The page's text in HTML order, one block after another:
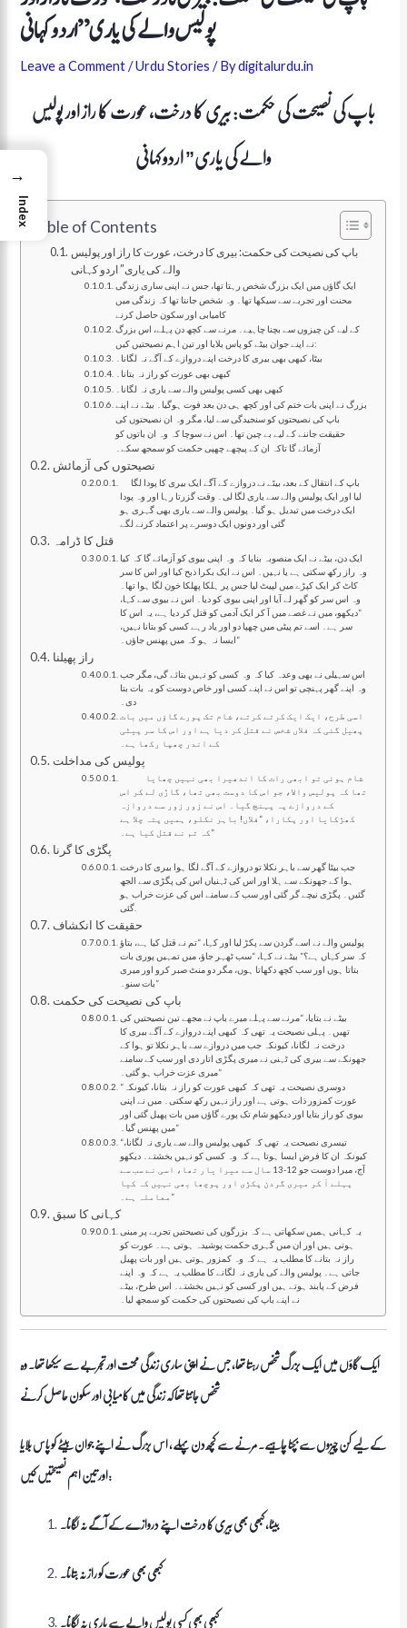
پولیس والے کی یاری” اردو کہانی
Leave a Comment /Urdu Stories / Bydigitalurdu.in
باپ کی نصیحت کی حکمت: بیری کا درخت، عورت کا راز اور پولیس
والے کی یاری” اردو کہانی
Table of Contents
باپ کی نصیحت کی حکمت: بیری کا درخت، عورت کا راز اور پولیس
والے کی یاری” اردو کہانی
ایک گاؤں میں ایک بزرگ شخص رہتا تھا، جس نے اپنی ساری زندگی
محنت اور تجربے سے سیکھا تھا۔ وہ شخص جانتا تھا کہ زندگی میں
کامیابی اور سکون حاصل کرنے
کے لیے کن چیزوں سے بچنا چاہیے۔ مرنے سے کچھ دن پہلے، اس بزرگ
نے اپنے جوان بیٹے کو پاس بلایا اور تین اہم نصیحتیں کیں:
بیٹا، کبھی بھی بیری کا درخت اپنے دروازے کے آگے نہ لگانا۔
کبھی بھی عورت کو راز نہ بتانا۔
کبھی بھی کسی پولیس والے سے یاری نہ لگانا۔
بزرگ نے اپنی بات ختم کی اور کچھ ہی دن بعد فوت ہوگیا۔ بیٹے نے اپنے
باپ کی نصیحتوں کو سنجیدگی سے لیا، مگر وہ ان نصیحتوں کی
حقیقت جاننے کے لیے بے چین تھا۔ اس نے سوچا کہ وہ ان باتوں کو
آزمائے گا تاکہ ان کے پیچھے چھپی حکمت کو سمجھ سکے۔
نصیحتوں کی آزمائش
لیا اور ایک پولیس والے سے یاری لگا لی۔ وقت گزرتا رہا اور وہ پودا
ایک درخت میں تبدیل ہو گیا۔ پولیس والے سے یاری بھی گہری ہو
گئی اور دونوں ایک دوسرے پر اعتماد کرنے لگے
قتل کا ڈرامہ
ایک دن، بیٹے نے ایک منصوبہ بنایا کہ وہ اپنی بیوی کو آزمائے گا کہ کیا
وہ راز رکھ سکتی ہے یا نہیں۔ اس نے ایک بکرا ذبح کیا اور اس کا سر
کاٹ کر ایک کپڑے میں لپیٹ لیا جس پر ہلکا پھلکا خون لگا ہوا تھا۔
وہ اس سر کو گھر لے آیا اور اپنی بیوی کو دیا۔ اس نے بیوی سے کہا،
“دیکھو، میں نے غصے میں آ کر ایک آدمی کو قتل کر دیا ہے، یہ اس کا
سر ہے۔ اسے تم پیٹی میں چھپا دو اور یاد رہے کسی کو بتانا نہیں،
ایسا نہ ہو کہ میں پھنس جاؤں۔”
راز پھیلنا
اس سہیلی نے بھی وعدہ کیا کہ وہ کسی کو نہیں بتائے گی، مگر جب
وہ اپنے گھر پہنچی تو اس نے اپنے کسی اور خاص دوست کو یہ بات بتا
دی۔
اسی طرح، ایک ایک کرتے کرتے، شام تک پورے گاؤں میں بات
پھیل گئی کہ فلاں شخص نے قتل کر دیا ہے اور اس کا سر پیٹی
کے اندر چھپا رکھا ہے۔
پولیس کی مداخلت
تھا کہ پولیس والا، جو اس کا دوست بھی تھا، گاڑی لے کر اس
کے دروازے پہ پہنچ گیا۔ اس نے زور زور سے دروازہ
کھڑکایا اور پکارا، “فلاں! باہر نکلو، ہمیں پتہ چلا ہے
کہ تم نے قتل کیا ہے۔”
پگڑی کا گرنا
جب بیٹا گھر سے باہر نکلا تو دروازے کے آگے لگا ہوا بیری کا درخت
ہوا کے جھونکے سے ہلا اور اس کی ٹہنیاں اس کی پگڑی سے الجھ
گئیں۔ پگڑی نیچے گر گئی اور سب کے سامنے اس کی عزت خراب ہو
گئی.
حقیقت کا انکشاف
پولیس والے نے اسے گردن سے پکڑ لیا اور کہا، “تم نے قتل کیا ہے، بتاؤ
کہ سر کہاں ہے؟” بیٹے نے کہا، “سب ٹھہر جاؤ، میں تمہیں پوری بات
بتاتا ہوں اور سب کچھ دکھاتا ہوں، مگر دو منٹ صبر کرو اور میری
بات سنو۔”
باپ کی نصیحت کی حکمت
بیٹے نے بتایا، “مرنے سے پہلے میرے باپ نے مجھے تین نصیحتیں کی
تھیں۔ پہلی نصیحت یہ تھی کہ کبھی اپنے دروازے کے آگے بیری کا
درخت نہ لگانا، کیونکہ جب میں دروازے سے باہر نکلا تو ہوا کے
جھونکے سے بیری کی ٹہنی نے میری پگڑی اتار دی اور سب کے سامنے
میری عزت خراب ہو گئی۔”
“دوسری نصیحت یہ تھی کہ کبھی عورت کو راز نہ بتانا، کیونکہ
عورت کمزور ذات ہوتی ہے اور راز نہیں رکھ سکتی۔ میں نے اپنی
بیوی کو راز بتایا اور دیکھو شام تک پورے گاؤں میں بات پھیل گئی اور
میں پھنس گیا۔”
“تیسری نصیحت یہ تھی کہ کبھی پولیس والے سے یاری نہ لگانا،
کیونکہ ان کا فرض ایسا ہوتا ہے کہ وہ کسی کو نہیں بخشتے۔ دیکھو
آج، میرا دوست جو 12-13 سال سے میرا یار تھا، اسی نے سب سے
پہلے آ کر میری گردن پکڑی اور پوچھا بھی نہیں کہ کیا
معاملہ ہے۔”
کہانی کا سبق
یہ کہانی ہمیں سکھاتی ہے کہ بزرگوں کی نصیحتیں تجربے پر مبنی
ہوتی ہیں اور ان میں گہری حکمت پوشیدہ ہوتی ہے۔ عورت کو
راز نہ بتانے کا مطلب یہ ہے کہ وہ کمزور ہوتی ہیں اور بات پھیل
جاتی ہے۔ پولیس والے کی یاری نہ لگانے کا مطلب یہ ہے کہ وہ اپنے
فرض کے پابند ہوتے ہیں اور کسی کو نہیں بخشتے۔ اس طرح، بیٹے
نے اپنے باپ کی نصیحتوں کی حکمت کو سمجھ لیا۔
ایک گاؤں میں ایک بزرگ شخص رہتا تھا، جس نے اپنی ساری زندگی محنت اور تجربے سے سیکھا تھا۔ وہ
شخص جانتا تھا کہ زندگی میں کامیابی اور سکون حاصل کرنے
کے لیے کن چیزوں سے بچنا چاہیے۔ مرنے سے کچھ دن پہلے، اس بزرگ نے اپنے جوان بیٹے کو پاس بلایا
اور تین اہم نصیحتیں کیں:
بیٹا، کبھی بھی بیری کا درخت اپنے دروازے کے آگے نہ لگانا۔
کبھی بھی عورت کو راز نہ بتانا۔
کبھی بھی کسی پولیس والے سے یاری نہ لگانا۔
→
Index